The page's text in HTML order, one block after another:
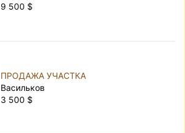
9 500 $
ПРОДАЖА УЧАСТКА
Васильков
3 500 $